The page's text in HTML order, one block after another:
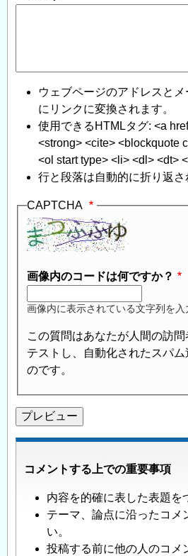
ウェブページのアドレスと
にリンクに変換されます。
使用できるHTMLタグ: <a
<strong> <cite> <blockquote
<ol start type> <li> <dl> <dt>
行と段落は自動的に折り返さ
CAPTCHA
画像内のコードは何ですか？
画像内に表示されている文字列を入
この質問はあなたが人間の訪
テストし、自動化されたスパ
のです。
コメントする上での重要事項
内容を的確に表した表題を
テーマ、論点に沿ったコメ
い。
投稿する前に他の人のコメ